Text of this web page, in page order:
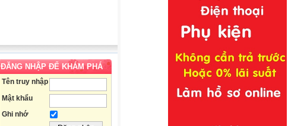
ĐĂNG NHẬP ĐỂ KHÁM PHÁ
Tên truy nhập
Mật khẩu
Ghi nhớ